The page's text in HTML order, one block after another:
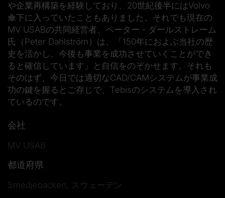
や企業再構築を経験しており、20世紀後半にはVolvo
傘下に入っていたこともありました。それでも現在の
MV USABの共同経営者、ペーター・ダールストレーム
氏（Peter Dahlström）は、「150年におよぶ当社の歴
史を活かし、今後も事業を成功させていくことができ
ると確信しています」と自信をのぞかせます。それも
そのはず、今日では適切なCAD/CAMシステムが事業成
功の鍵を握るとご存じで、Tebisのシステムを導入され
ているのです。
会社
MV USAB
都道府県
Smedjebacken, スウェーデン